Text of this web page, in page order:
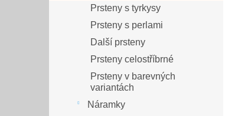
Prsteny s tyrkysy
Prsteny s perlami
Další prsteny
Prsteny celostříbrné
Prsteny v barevných
variantách
Náramky